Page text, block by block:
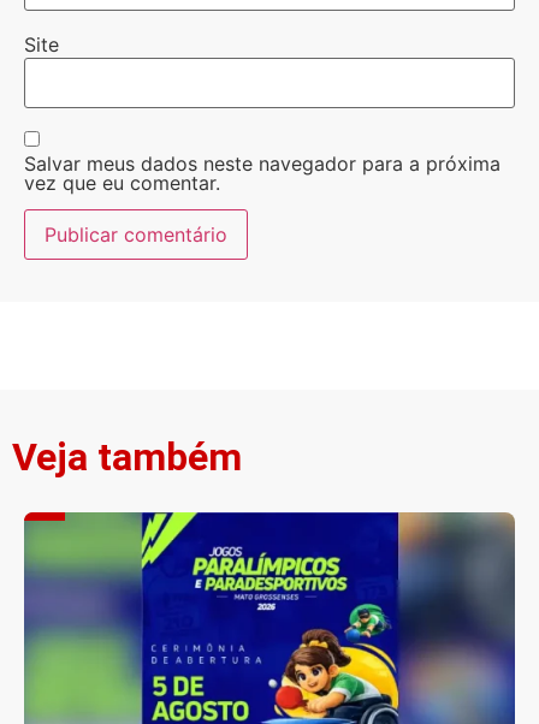
Site
Salvar meus dados neste navegador para a próxima
vez que eu comentar.
Veja também